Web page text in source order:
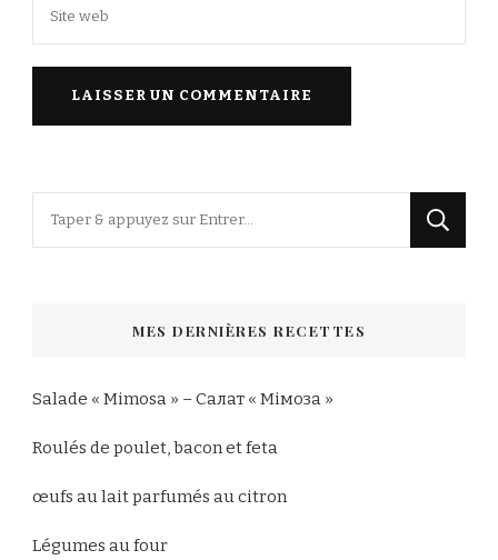
MES DERNIÈRES RECETTES
Salade « Mimosa » – Салат « Мімоза »
Roulés de poulet, bacon et feta
œufs au lait parfumés au citron
Légumes au four